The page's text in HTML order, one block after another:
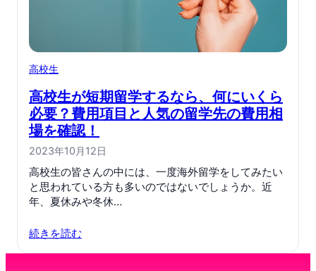
高校生
高校生が短期留学するなら、何にいくら
必要？費用項目と人気の留学先の費用相
場を確認！
2023年10月12日
高校生の皆さんの中には、一度海外留学をしてみたい
と思われている方も多いのではないでしょうか。近
年、夏休みや冬休…
続きを読む